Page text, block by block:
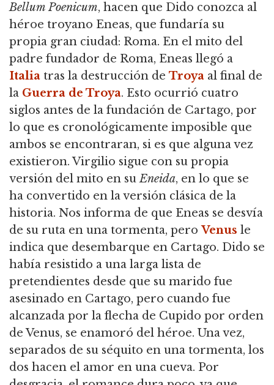
Bellum Poenicum, hacen que Dido conozca al
héroe troyano Eneas, que fundaría su
propia gran ciudad: Roma. En el mito del
padre fundador de Roma, Eneas llegó a
Italia tras la destrucción de Troya al final de
la Guerra de Troya. Esto ocurrió cuatro
siglos antes de la fundación de Cartago, por
lo que es cronológicamente imposible que
ambos se encontraran, si es que alguna vez
existieron. Virgilio sigue con su propia
versión del mito en suEneida, en lo que se
ha convertido en la versión clásica de la
historia. Nos informa de que Eneas se desvía
de su ruta en una tormenta, peroVenus le
indica que desembarque en Cartago. Dido se
había resistido a una larga lista de
pretendientes desde que su marido fue
asesinado en Cartago, pero cuando fue
alcanzada por la flecha de Cupido por orden
de Venus, se enamoró del héroe. Una vez,
separados de su séquito en una tormenta, los
dos hacen el amor en una cueva. Por